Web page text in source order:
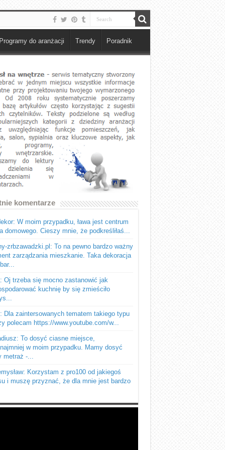
Programy do aranżacji Trendy Poradnik
komentarze
W moim przypadku, ława jest centrum
domowego. Cieszy mnie, że podkreśliłaś...
zrbzawadzki.pl: To na pewno bardzo ważny
zarządzania mieszkanie. Taka dekoracja
Oj trzeba się mocno zastanowić jak
kuchnię by się zmieściło
Dla zaintersowanych tematem takiego typu
polecam https://www.youtube.com/w...
To dosyć ciasne miejsce,
w moim przypadku. Mamy dosyć
metraż -...
Korzystam z pro100 od jakiegoś
i muszę przyznać, że dla mnie jest bardzo